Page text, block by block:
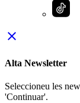
close
Alta Newsletter
Seleccioneu les
'Continuar'.